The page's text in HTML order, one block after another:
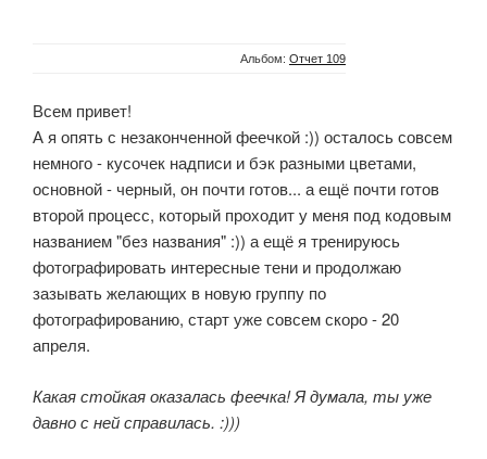
Альбом: Отчет 109
Всем привет!
А я опять с незаконченной феечкой :)) осталось совсем
немного - кусочек надписи и бэк разными цветами,
основной - черный, он почти готов... а ещё почти готов
второй процесс, который проходит у меня под кодовым
названием "без названия" :)) а ещё я тренируюсь
фотографировать интересные тени и продолжаю
зазывать желающих в новую группу по
фотографированию, старт уже совсем скоро - 20
апреля.
Какая стойкая оказалась феечка! Я думала, ты уже
давно с ней справилась. :)))